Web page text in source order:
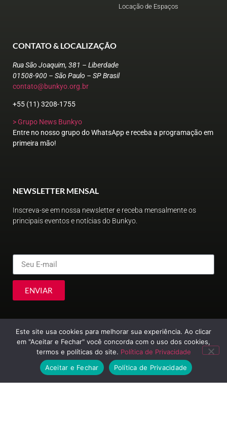
Locação de Espaços
CONTATO & LOCALIZAÇÃO
Rua São Joaquim, 381 – Liberdade
01508-900 – São Paulo – SP Brasil
contato@bunkyo.org.br
+55 (11) 3208-1755
> Grupo News Bunkyo
Entre no nosso grupo do WhatsApp e receba a programação em
primeira mão!
NEWSLETTER MENSAL
Inscreva-se em nossa newsletter e receba mensalmente os
principais eventos e notícias do Bunkyo.
ENVIAR
© Sociedade Brasileira de Cultura Japonesa e de Assistência Social
2023
Este site usa cookies para melhorar sua experiência. Ao clicar
em "Aceitar e Fechar" você concorda com o uso dos cookies,
termos e políticas do site. Política de Privacidade
Aceitar e Fechar
Política de Privacidade